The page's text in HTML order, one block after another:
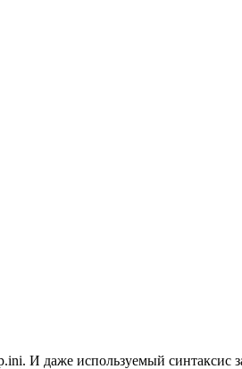
И даже используемый синтаксис